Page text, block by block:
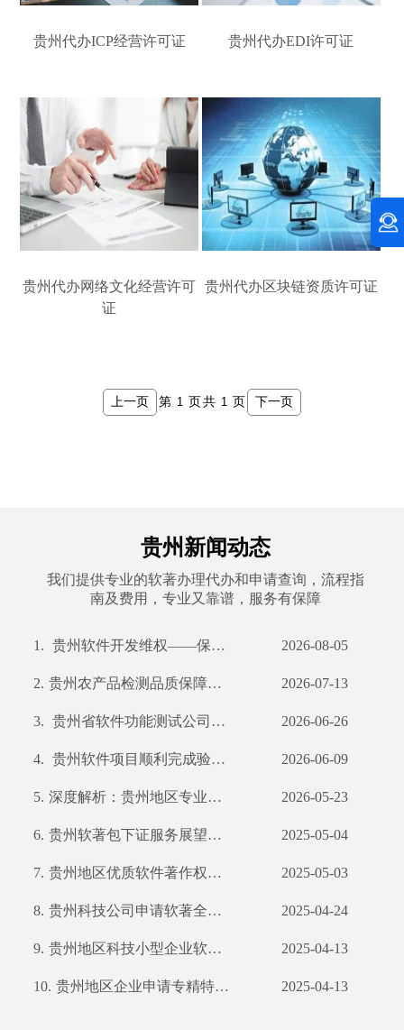
贵州代办ICP经营许可证 贵州代办EDI许可证
贵州代办网络文化经营许可
证
贵州代办区块链资质许可证
上一页 第 页 共 页 下一页
贵州新闻动态
我们提供专业的软著办理代办和申请查询，流程指
南及费用，专业又靠谱，服务有保障
1. 贵州软件开发维权——保护您的智力成果 2026-08-05
2. 贵州农产品检测品质保障：权威数据见证健康安全 2026-07-13
3. 贵州省软件功能测试公司专业水平大揭秘 2026-06-26
4. 贵州软件项目顺利完成验收检测，彰显专业品质 2026-06-09
5. 深度解析：贵州地区专业软件测试服务案例分析 2026-05-23
6. ​贵州软著包下证服务展望：高效认证，退款保障 2025-05-04
7. 贵州地区优质软件著作权申请服务解析：公司在软著包下证服务的优势与承诺 2025-05-03
8. 贵州科技公司申请软著全程无忧服务承诺 2025-04-24
9. 贵州地区科技小型企业软件著作权申请指南及数量要求 2025-04-13
10. 贵州地区企业申请专精特新软件著作权数量及申请流程详解 2025-04-13